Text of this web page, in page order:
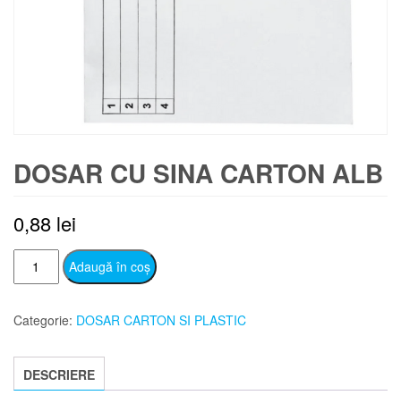
DOSAR CU SINA CARTON ALB
0,88 lei
Cantitate
DOSAR
SINA
ALB
Adaugă în coș
Categorie: DOSAR CARTON SI PLASTIC
DESCRIERE